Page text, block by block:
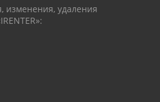
изменения, удаления